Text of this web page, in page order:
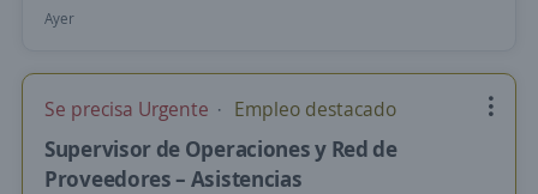
Ayer
Se precisa Urgente Empleo destacado
Supervisor de Operaciones y Red de
Proveedores – Asistencias